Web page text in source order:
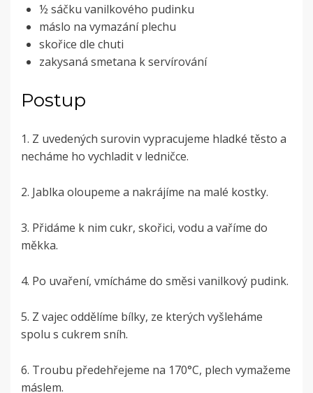
½ sáčku vanilkového pudinku
máslo na vymazání plechu
skořice dle chuti
zakysaná smetana k servírování
Postup
1. Z uvedených surovin vypracujeme hladké těsto a
necháme ho vychladit v ledničce.
2. Jablka oloupeme a nakrájíme na malé kostky.
3. Přidáme k nim cukr, skořici, vodu a vaříme do
měkka.
4. Po uvaření, vmícháme do směsi vanilkový pudink.
5. Z vajec oddělíme bílky, ze kterých vyšleháme
spolu s cukrem sníh.
6. Troubu předehřejeme na 170°C, plech vymažeme
máslem.